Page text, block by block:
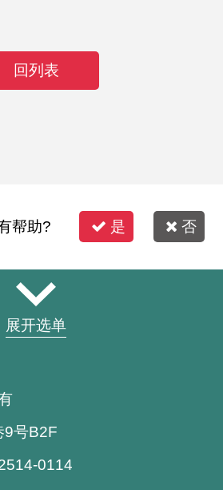
回列表
帮助? 是 否
展开选单
9号B2F
0114